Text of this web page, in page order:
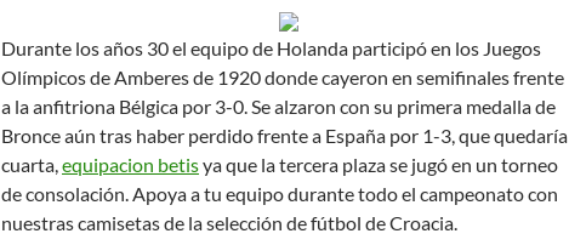
Durante los años 30 el equipo de Holanda participó en los Juegos
Olímpicos de Amberes de 1920 donde cayeron en semifinales frente
a la anfitriona Bélgica por 3-0. Se alzaron con su primera medalla de
Bronce aún tras haber perdido frente a España por 1-3, que quedaría
cuarta,equipacion betisya que la tercera plaza se jugó en un torneo
de consolación. Apoya a tu equipo durante todo el campeonato con
nuestras camisetas de la selección de fútbol de Croacia.